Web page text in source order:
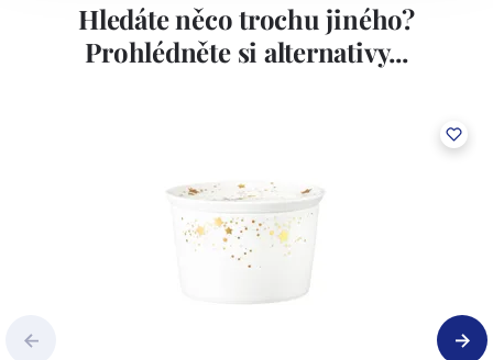
Hledáte něco trochu jiného?
Prohlédněte si alternativy...